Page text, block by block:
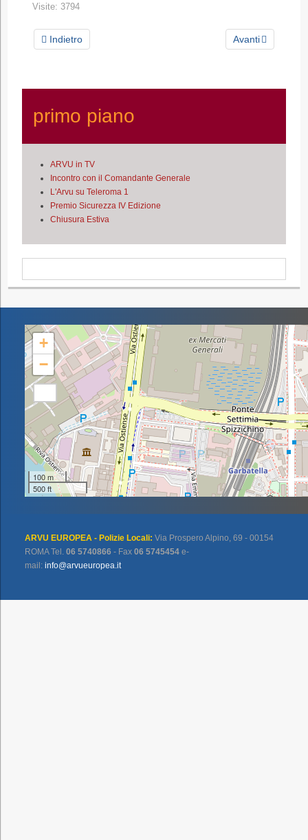
Visite: 3794
Indietro Avanti
primo piano
ARVU in TV
Incontro con il Comandante Generale
L'Arvu su Teleroma 1
Premio Sicurezza IV Edizione
Chiusura Estiva
+
−
100 m
500 ft
ARVU EUROPEA - Polizie Locali: Via Prospero Alpino, 69 - 00154
ROMA Tel.06 5740866 - Fax06 5745454 e-
mail:info@arvueuropea.it